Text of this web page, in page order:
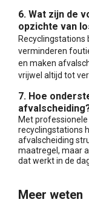
6. Wat zijn de
opzichte van
verminderen
en maken
vrijwel altijd tot
7. Hoe
Met
recyclingstations
afvalscheiding
maatregel, maar
dat werkt in de
Meer weten